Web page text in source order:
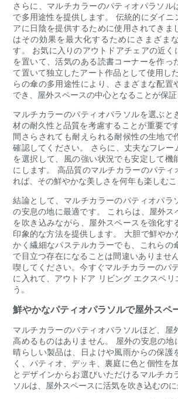
さらに、マルチカラーのパティオパラソル
で多用途性を提供します。 伝統的にダイニ
アに日陰を提供するために使用されてきま
はその効果を最大化するためにさまざま
す。 お気に入りのアウトドアチェアの近く
を置いて、活気のある読書コーナーを作っ
て置いて独立したアート作品として使用し
らの傘の多用途性により、さまざまな配置
でき、屋外スペースの中心となることが保証
マルチカラーのパティオパラソルを選ぶと
材の耐久性と品質を考慮することが重要で
間さらされても耐えられる耐候性の生地で
確認してください。 さらに、丈夫なフレー
を選択して、風の強い状況でも安定して機
にします。 高品質のマルチカラーのパティ
れば、その鮮やかな美しさを何年も楽しむこ
結論として、マルチカラーのパティオパラ
の安息の地に最適です。 これらは、屋外ス
を吹き込みながら、屋外スペースを強化す
印象的な方法を提供します。 大胆で鮮やか
かく繊細なパステルカラーでも、これらの
で目立つ存在になることは間違いありませ
喫してください。今すぐマルチカラーのパ
に入れて、アウトドア リビング エクスペリ
う。
鮮やかなパティオパラソルで屋外スペ
マルチカラーのパティオパラソルほど、屋
高めるものはありません。 屋外の安息の地
晴らしい製品は、日よけや風雨からの保護
く、パティオ、デッキ、裏庭に色と個性を
とデザインからお選びいただけるマルチカ
ソルは、屋外スペースに活気を吹き込むのに